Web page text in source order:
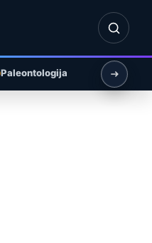
Otvori
Paleontologija